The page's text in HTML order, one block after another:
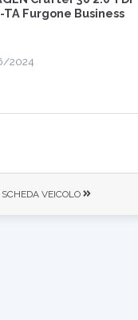
TA Furgone Business
2024
SCHEDA VEICOLO